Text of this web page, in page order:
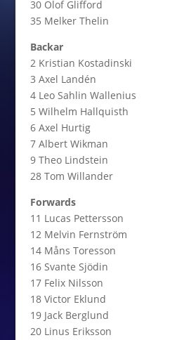
30 Olof Glifford
35 Melker Thelin
Backar
2 Kristian Kostadinski
3 Axel Landén
4 Leo Sahlin Wallenius
5 Wilhelm Hallquisth
6 Axel Hurtig
7 Albert Wikman
9 Theo Lindstein
28 Tom Willander
Forwards
11 Lucas Pettersson
12 Melvin Fernström
14 Måns Toresson
16 Svante Sjödin
17 Felix Nilsson
18 Victor Eklund
19 Jack Berglund
20 Linus Eriksson